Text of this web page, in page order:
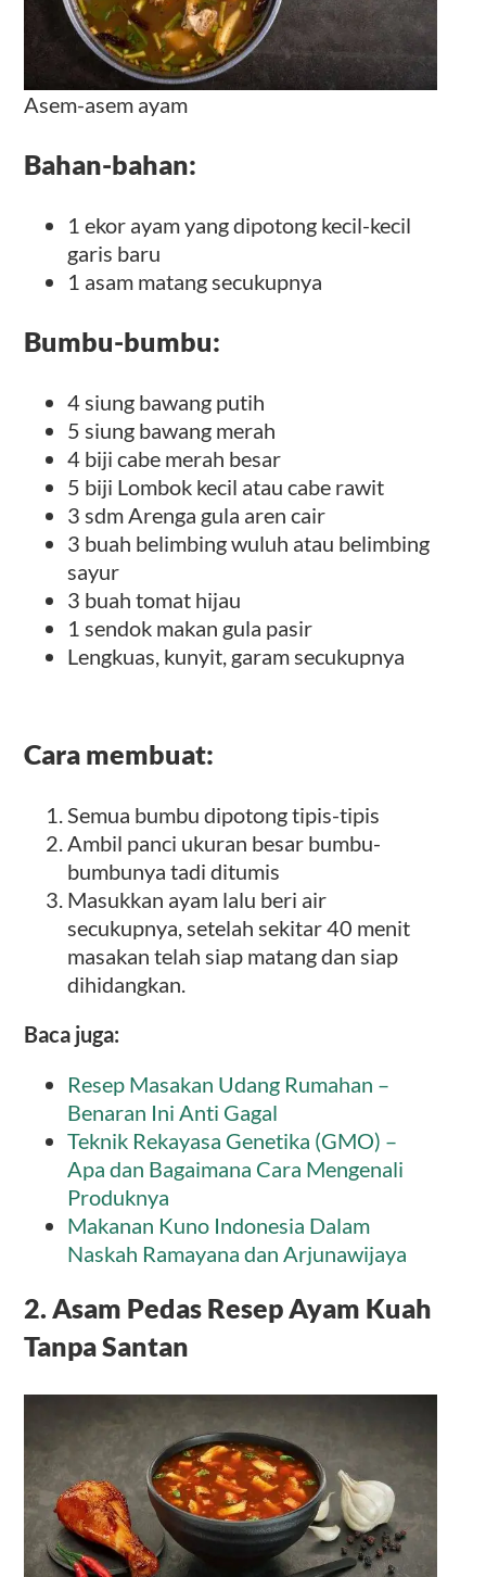
Asem-asem ayam
Bahan-bahan:
1 ekor ayam yang dipotong kecil-kecil
garis baru
1 asam matang secukupnya
Bumbu-bumbu:
4 siung bawang putih
5 siung bawang merah
4 biji cabe merah besar
5 biji Lombok kecil atau cabe rawit
3 sdm Arenga gula aren cair
3 buah belimbing wuluh atau belimbing
sayur
3 buah tomat hijau
1 sendok makan gula pasir
Lengkuas, kunyit, garam secukupnya
Cara membuat:
Semua bumbu dipotong tipis-tipis
Ambil panci ukuran besar bumbu-
bumbunya tadi ditumis
Masukkan ayam lalu beri air
secukupnya, setelah sekitar 40 menit
masakan telah siap matang dan siap
dihidangkan.
Baca juga:
Resep Masakan Udang Rumahan –
Benaran Ini Anti Gagal
Teknik Rekayasa Genetika (GMO) –
Apa dan Bagaimana Cara Mengenali
Produknya
Makanan Kuno Indonesia Dalam
Naskah Ramayana dan Arjunawijaya
2. Asam Pedas Resep Ayam Kuah
Tanpa Santan